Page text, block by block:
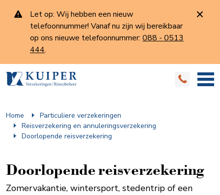
Let op: Wij hebben een nieuw
telefoonnummer! Vanaf nu zijn wij bereikbaar
op ons nieuwe telefoonnummer: 088 - 0513
444.
Home
Particuliere verzekeringen
Reis­verzekering en annulerings­verzekering
Doorlopende reis­verzekering
Doorlopende reis­verzekering
Zomervakantie, wintersport, stedentrip of een